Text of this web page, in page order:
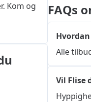
Kom og
FAQs
Alle
Vil Flise